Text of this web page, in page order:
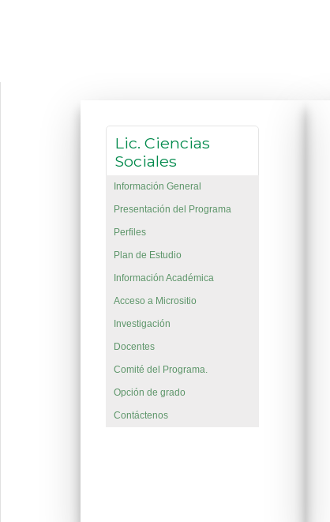
Lic. Ciencias
Sociales
Información General
Presentación del Programa
Perfiles
Plan de Estudio
Información Académica
Acceso a Micrositio
Investigación
Docentes
Comité del Programa.
Opción de grado
Contáctenos